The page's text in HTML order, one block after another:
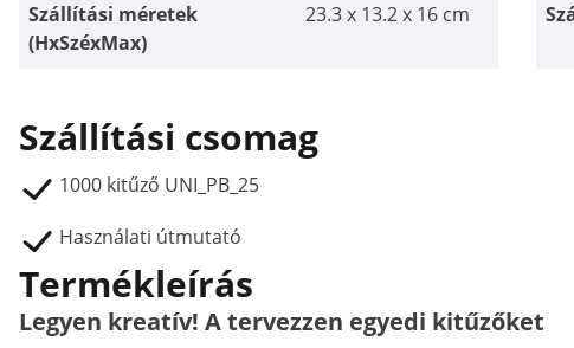
Szállítási méretek
(HxSzéxMax)
23.3 x 13.2 x 16 cm
Szállítási csomag
1000 kitűző UNI_PB_25
Használati útmutató
Termékleírás
Legyen kreatív! A tervezzen egyedi kitűzőket